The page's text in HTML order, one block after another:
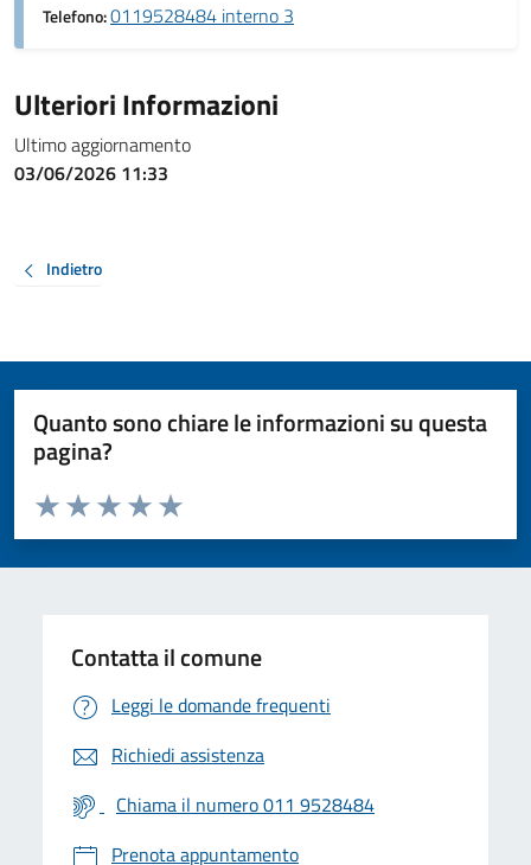
Telefono:0119528484 interno 3
Ulteriori Informazioni
Ultimo aggiornamento
03/06/2026 11:33
Indietro
Quanto sono chiare le informazioni su questa
pagina?
Valuta da 1 a 5 stelle la pagina
Valuta 5 stelle su 5
Valuta 4 stelle su 5
Valuta 3 stelle su 5
Valuta 2 stelle su 5
Valuta 1 stelle su 5
Contatta il comune
Leggi le domande frequenti
Richiedi assistenza
Chiama il numero 011 9528484
Prenota appuntamento